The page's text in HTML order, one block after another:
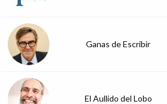
Ganas de Escribir
El Aullido del Lobo